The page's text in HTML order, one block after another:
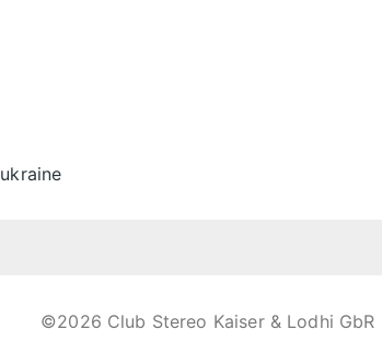
ukraine
©2026 Club Stereo Kaiser & Lodhi GbR |